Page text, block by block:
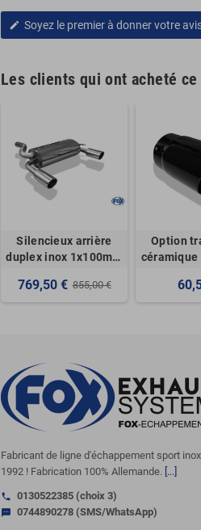
edit Soyez le premier à donner votre
Les clients qui ont acheté
Silencieux arrière
duplex inox 1x100mm
KUGA MK1
769,50 € 855,00 €
Option
céramique
Fabricant de ligne d'échappement sport
1992 ! Fabrication 100% Allemande. [...]
call 0130522385 (choix 3)
sms 0744890278 (SMS/WhatsApp)